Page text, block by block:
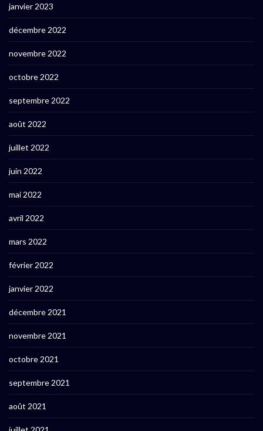
janvier 2023
décembre 2022
novembre 2022
octobre 2022
septembre 2022
août 2022
juillet 2022
juin 2022
mai 2022
avril 2022
mars 2022
février 2022
janvier 2022
décembre 2021
novembre 2021
octobre 2021
septembre 2021
août 2021